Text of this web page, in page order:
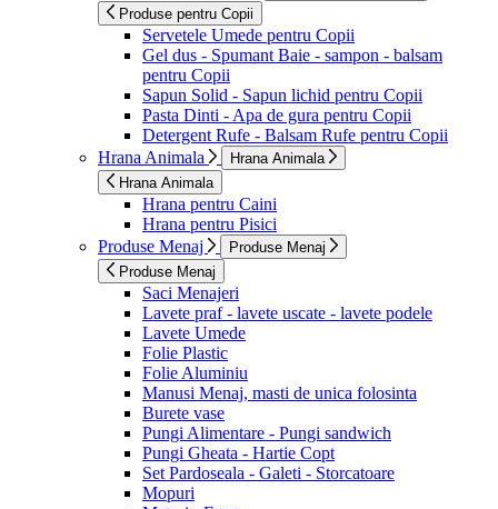
Produse pentru Copii
Servetele Umede pentru Copii
Gel dus - Spumant Baie - sampon - balsam
pentru Copii
Sapun Solid - Sapun lichid pentru Copii
Pasta Dinti - Apa de gura pentru Copii
Detergent Rufe - Balsam Rufe pentru Copii
Hrana Animala
Hrana Animala
Hrana Animala
Hrana pentru Caini
Hrana pentru Pisici
Produse Menaj
Produse Menaj
Produse Menaj
Saci Menajeri
Lavete praf - lavete uscate - lavete podele
Lavete Umede
Folie Plastic
Folie Aluminiu
Manusi Menaj, masti de unica folosinta
Burete vase
Pungi Alimentare - Pungi sandwich
Pungi Gheata - Hartie Copt
Set Pardoseala - Galeti - Storcatoare
Mopuri